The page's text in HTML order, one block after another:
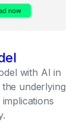
with AI in
underlying